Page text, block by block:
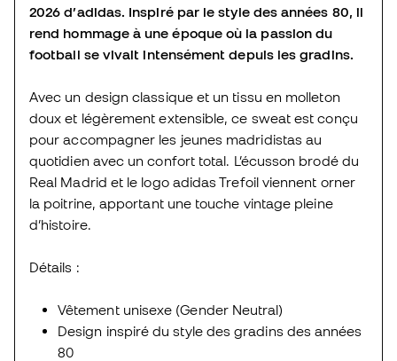
2026 d’adidas. Inspiré par le style des années 80, il
rend hommage à une époque où la passion du
football se vivait intensément depuis les gradins.
Avec un design classique et un tissu en molleton
doux et légèrement extensible, ce sweat est conçu
pour accompagner les jeunes madridistas au
quotidien avec un confort total. L’écusson brodé du
Real Madrid et le logo adidas Trefoil viennent orner
la poitrine, apportant une touche vintage pleine
d’histoire.
Détails :
Vêtement unisexe (Gender Neutral)
Design inspiré du style des gradins des années
80